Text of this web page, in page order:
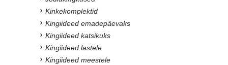
Kinkekomplektid
Kingiideed emadepäevaks
Kingiideed katsikuks
Kingiideed lastele
Kingiideed meestele